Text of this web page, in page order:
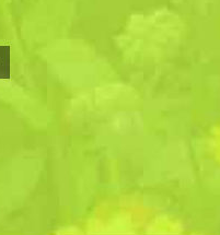
Komm gut
über die
Regenbogenbrücke